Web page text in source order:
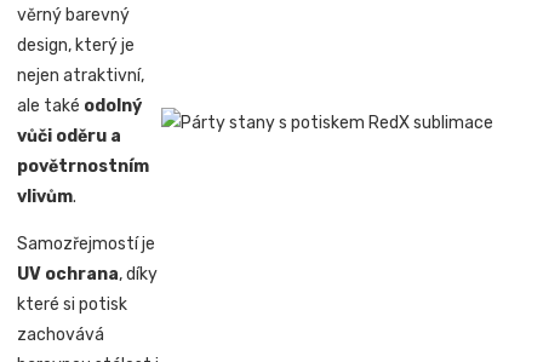
věrný barevný
design, který je
nejen atraktivní,
ale také odolný
vůči oděru a
povětrnostním
vlivům.
Samozřejmostí je
UV ochrana, díky
které si potisk
zachovává